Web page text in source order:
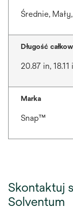
Średnie,
Długość
20.87 in,
Marka
Snap™
Skontaktuj
Solventum